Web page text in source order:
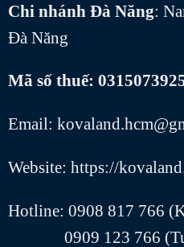
Chi nhánh Đà Năng:
Đà Năng
Mã số thuế:
Email:
Website: https://
Hotline: 0908 817 766
0909 123 766